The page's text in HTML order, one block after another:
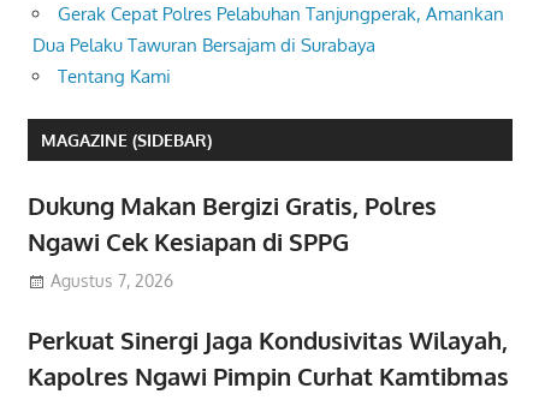
Gerak Cepat Polres Pelabuhan Tanjungperak, Amankan
Dua Pelaku Tawuran Bersajam di Surabaya
Tentang Kami
MAGAZINE (SIDEBAR)
Dukung Makan Bergizi Gratis, Polres
Ngawi Cek Kesiapan di SPPG
Agustus 7, 2026
Perkuat Sinergi Jaga Kondusivitas Wilayah,
Kapolres Ngawi Pimpin Curhat Kamtibmas